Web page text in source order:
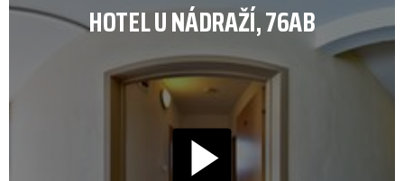
HOTEL U NÁDRAŽÍ, 76AB